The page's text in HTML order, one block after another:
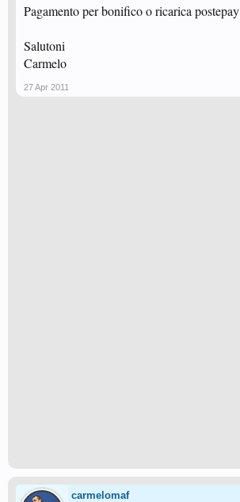
Pagamento per bonifico o ricarica postepay
Salutoni
Carmelo
27 Apr 2011
carmelomaf